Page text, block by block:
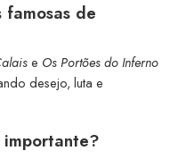
famosas de
e Os Portões do Inferno
desejo, luta e
importante?